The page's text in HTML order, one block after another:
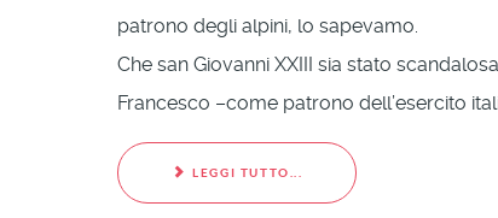
patrono degli alpini, lo sapevamo.
Che san Giovanni XXIII sia stato
Francesco –come patrono dell’esercito
LEGGI TUTTO...